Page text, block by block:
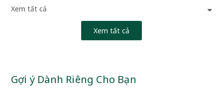
Xem tất cả
Xem tất cả
Gợi ý Dành Riêng Cho Bạn